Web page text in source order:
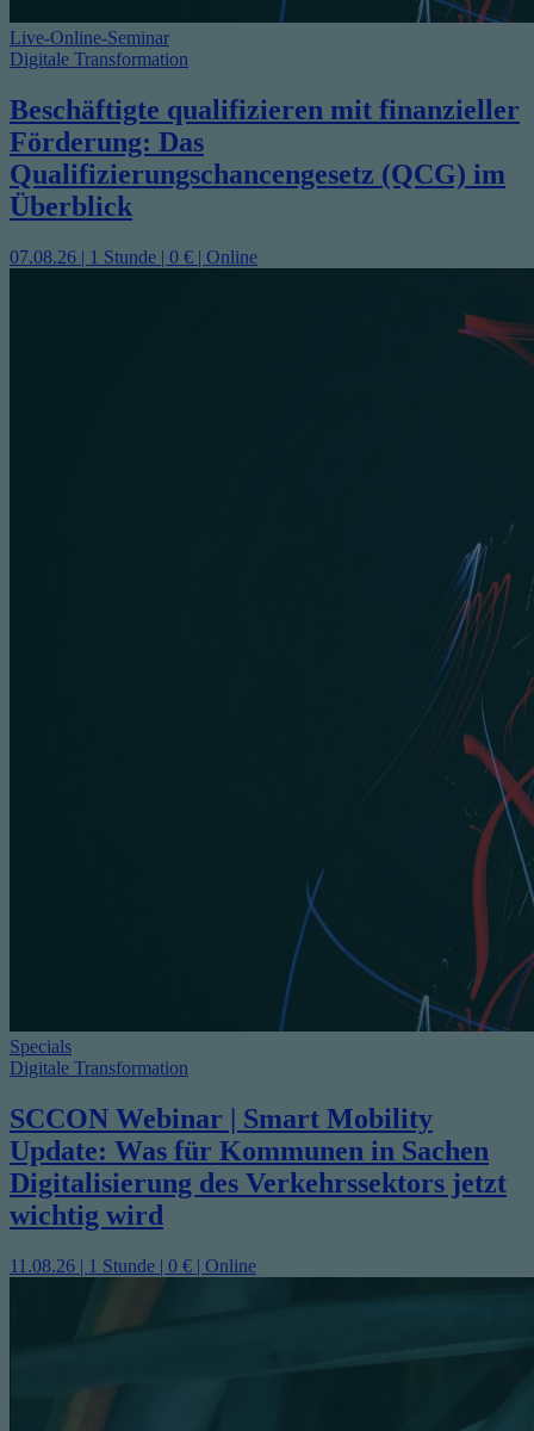
Live-Online-Seminar
Digitale Transformation
Beschäftigte qualifizieren mit finanzieller
Förderung: Das
Qualifizierungschancengesetz (QCG) im
Überblick
07.08.26 | 1 Stunde | 0 € | Online
Specials
Digitale Transformation
SCCON Webinar | Smart Mobility
Update: Was für Kommunen in Sachen
Digitalisierung des Verkehrssektors jetzt
wichtig wird
11.08.26 | 1 Stunde | 0 € | Online